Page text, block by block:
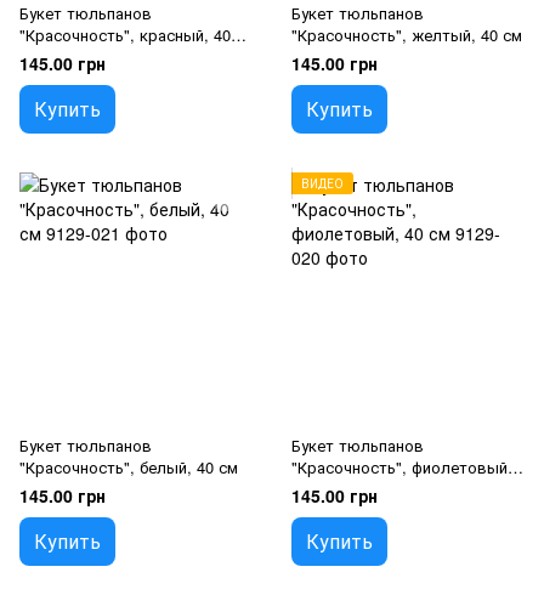
Букет тюльпанов
"Красочность", красный, 40
см
145.00 грн
Купить
Букет тюльпанов
"Красочность", желтый, 40 см
145.00 грн
Купить
Букет тюльпанов
"Красочность", белый, 40 см
145.00 грн
Купить
ВИДЕО
Букет тюльпанов
"Красочность", фиолетовый,
40 см
145.00 грн
Купить